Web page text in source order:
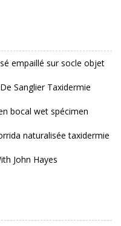
empaillé sur socle objet
Sanglier Taxidermie
bocal wet spécimen
naturalisée taxidermie
John Hayes